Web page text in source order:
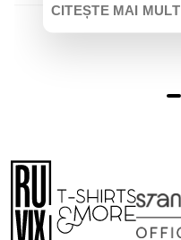
CITEȘTE MAI MULT